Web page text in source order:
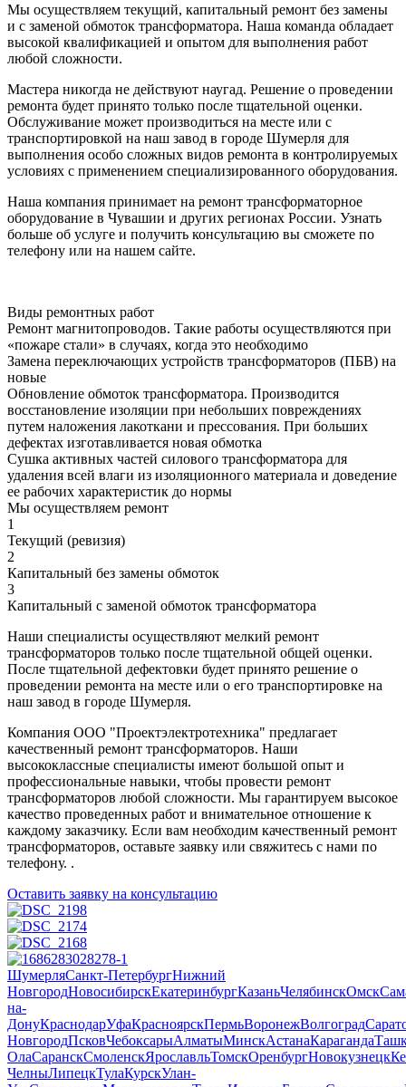
Мы осуществляем текущий, капитальный ремонт без замены
и с заменой обмоток трансформатора. Наша команда обладает
высокой квалификацией и опытом для выполнения работ
любой сложности.
Мастера никогда не действуют наугад. Решение о проведении
ремонта будет принято только после тщательной оценки.
Обслуживание может производиться на месте или с
транспортировкой на наш завод в городе Шумерля для
выполнения особо сложных видов ремонта в контролируемых
условиях с применением специализированного оборудования.
Наша компания принимает на ремонт трансформаторное
оборудование в Чувашии и других регионах России. Узнать
больше об услуге и получить консультацию вы сможете по
телефону или на нашем сайте.
Виды ремонтных работ
Ремонт магнитопроводов. Такие работы осуществляются при
«пожаре стали» в случаях, когда это необходимо
Замена переключающих устройств трансформаторов (ПБВ) на
новые
Обновление обмоток трансформатора. Производится
восстановление изоляции при небольших повреждениях
путем наложения лакоткани и прессования. При больших
дефектах изготавливается новая обмотка
Сушка активных частей силового трансформатора для
удаления всей влаги из изоляционного материала и доведение
ее рабочих характеристик до нормы
Мы осуществляем ремонт
1
Текущий (ревизия)
2
Капитальный без замены обмоток
3
Капитальный с заменой обмоток трансформатора
Наши специалисты осуществляют мелкий ремонт
трансформаторов только после тщательной общей оценки.
После тщательной дефектовки будет принято решение о
проведении ремонта на месте или о его транспортировке на
наш завод в городе Шумерля.
Компания ООО "Проектэлектротехника" предлагает
качественный ремонт трансформаторов. Наши
высококлассные специалисты имеют большой опыт и
профессиональные навыки, чтобы провести ремонт
трансформаторов любой сложности. Мы гарантируем высокое
качество проведенных работ и внимательное отношение к
каждому заказчику. Если вам необходим качественный ремонт
трансформаторов, оставьте заявку или свяжитесь с нами по
телефону. .
Оставить заявку на консультацию
ШумерляСанкт-ПетербургНижний
НовгородНовосибирскЕкатеринбургКазаньЧелябинскОмск
на-
ДонуКраснодарУфаКрасноярскПермьВоронежВолгоград
НовгородПсковЧебоксарыАлматыМинскАстанаКараганда
ОлаСаранскСмоленскЯрославльТомскОренбургНовокузнецк
ЧелныЛипецкТулаКурскУлан-